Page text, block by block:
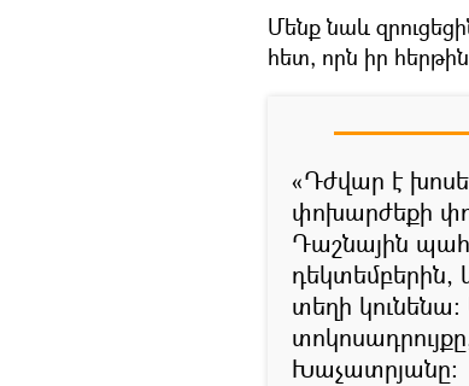
Մենք նաև
հետ, որն իր
«Դժվար է
փոխարժեքի
Դաշնային
տեղի
Խաչատրյանը։